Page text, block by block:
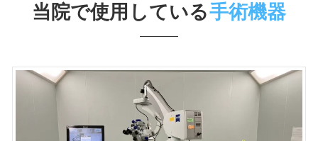
当院で使用している手術機器